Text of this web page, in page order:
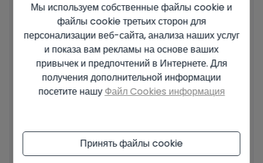
Основные сведения о защите данных на основе Европейского
регламента по защите данных (EU) 2016/679 (GDPR). + Info
Я прочитал и принялОфициальное уведомлениеиПолитику
конфиденциальности.
Отправить запрос
Мы используем собственные файлы cookie и
файлы cookie третьих сторон для
персонализации веб-сайта, анализа наших услуг
и показа вам рекламы на основе ваших
привычек и предпочтений в Интернете. Для
получения дополнительной информации
посетите нашуФайл Cookies информация
Принять файлы cookie